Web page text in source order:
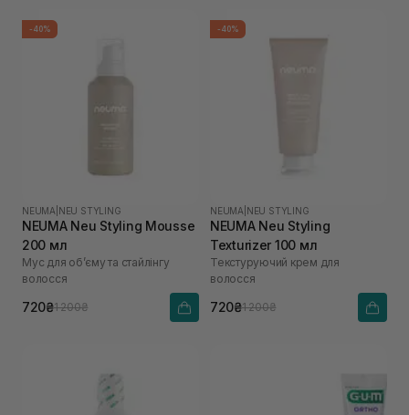
-40%
NEUMA NEU STYLING
NEUMA Neu Styling Mousse
200 мл
Мус для обʼєму та стайлінгу
волосся
720₴1 200₴
-40%
NEUMA NEU STYLING
NEUMA Neu Styling
Texturizer 100 мл
Текстуруючий крем для
волосся
720₴1 200₴